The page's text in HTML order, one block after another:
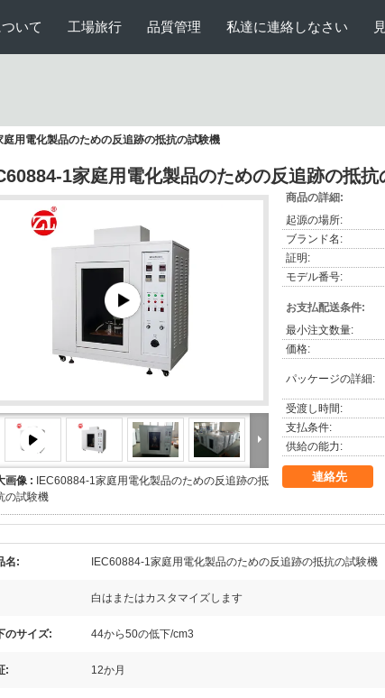
いて 工場旅行 品質管理 私達に連絡しなさい
用電化製品のための反追跡の抵抗の試験機
1家庭用電化製品のための反追跡の抵抗
画像 :
IEC60884-1家庭用電化製品のための反追跡の抵
の試験機
商品の詳細:
起源の場所:
ブランド名:
証明:
モデル番号:
お支払配送条件:
最小注文数量:
価格:
パッケージの詳細:
受渡し時間:
支払条件:
供給の能力:
連絡先
名: IEC60884-1家庭用電化製品のための反追跡の抵抗の試験機
白はまたはカスタマイズします
のサイズ: 44から50の低下/cm3
: 12か月